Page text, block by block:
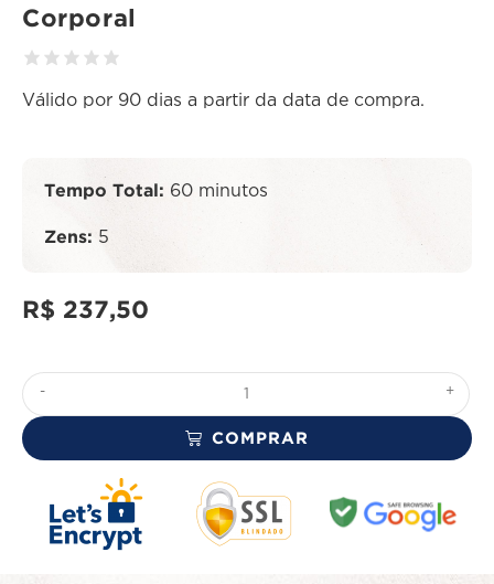
Corporal
Válido por 90 dias a partir da data de compra.
Tempo Total: 60 minutos
Zens: 5
R$ 237,50
- +
COMPRAR